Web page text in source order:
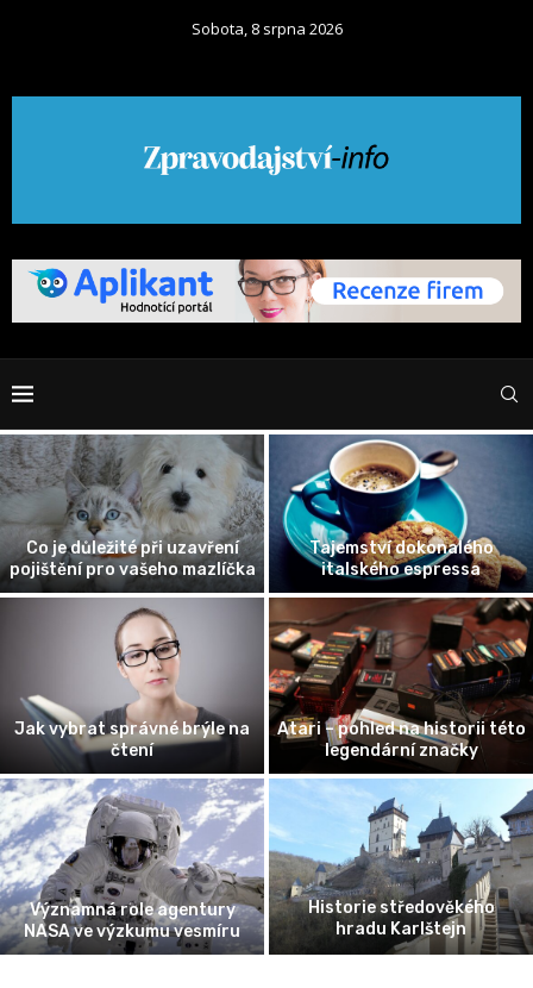
Sobota, 8 srpna 2026
Co je důležité při uzavření
pojištění pro vašeho mazlíčka
Tajemství dokonalého
italského espressa
Jak vybrat správné brýle na
čtení
Atari – pohled na historii této
legendární značky
Významná role agentury
NASA ve výzkumu vesmíru
Historie středověkého
hradu Karlštejn